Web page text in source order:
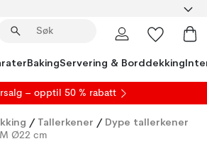
BakingServering & Borddekking
– opptil 50 % rabatt
/ Tallerkener / Dype tallerkener
Ø22 cm